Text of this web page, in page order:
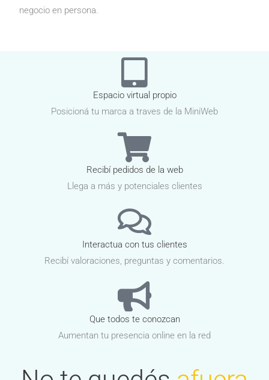
negocio en persona.
Espacio virtual propio
Posicioná tu marca a traves de la MiniWeb
Recibí pedidos de la web
Llega a más y potenciales clientes
Interactua con tus clientes
Recibí valoraciones, preguntas y comentarios.
Que todos te conozcan
Aumentan tu presencia online en la red